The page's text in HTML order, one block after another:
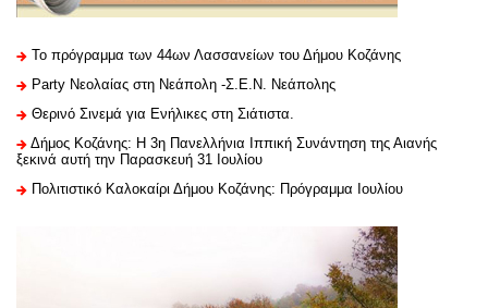
Το πρόγραμμα των 44ων Λασσανείων του Δήμου Κοζάνης
Party Νεολαίας στη Νεάπολη -Σ.Ε.Ν. Νεάπολης
Θερινό Σινεμά για Ενήλικες στη Σιάτιστα.
Δήμος Κοζάνης: Η 3η Πανελλήνια Ιππική Συνάντηση της Αιανής
ξεκινά αυτή την Παρασκευή 31 Ιουλίου
Πολιτιστικό Καλοκαίρι Δήμου Κοζάνης: Πρόγραμμα Ιουλίου